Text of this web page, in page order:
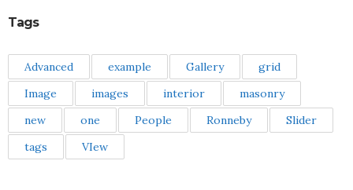
Tags
Advanced example Gallery
grid
Image
images interior
masonry
new
one People Ronneby
Slider
tags
VIew